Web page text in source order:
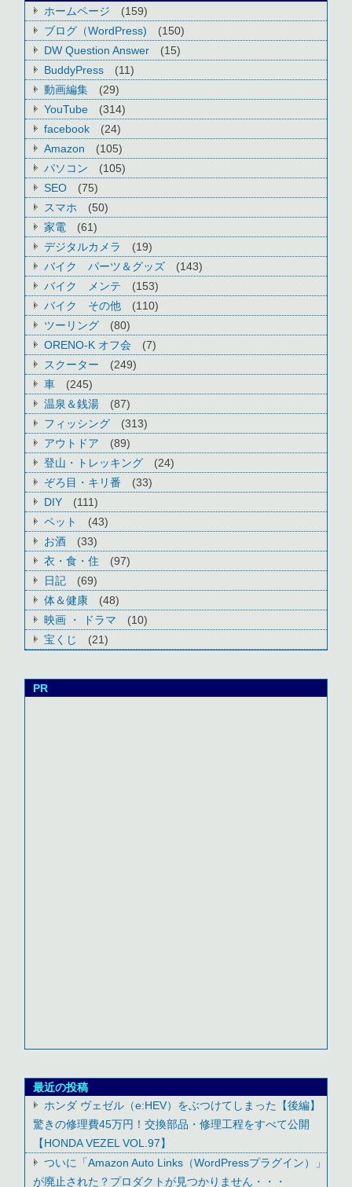
ホームページ
(159)
ブログ（WordPress)
(150)
DW Question Answer
(15)
BuddyPress
(11)
動画編集
(29)
YouTube
(314)
facebook
(24)
Amazon
(105)
パソコン
(105)
SEO
(75)
スマホ
(50)
家電
(61)
デジタルカメラ
(19)
バイク パーツ＆グッズ
(143)
バイク メンテ
(153)
バイク その他
(110)
ツーリング
(80)
ORENO-K オフ会
(7)
スクーター
(249)
車
(245)
温泉＆銭湯
(87)
フィッシング
(313)
アウトドア
(89)
登山・トレッキング
(24)
ぞろ目・キリ番
(33)
DIY
(111)
ペット
(43)
お酒
(33)
衣・食・住
(97)
日記
(69)
体＆健康
(48)
映画 ・ ドラマ
(10)
宝くじ
(21)
PR
最近の投稿
ホンダ ヴェゼル（e:HEV）をぶつけてしまった【後編】
驚きの修理費45万円！交換部品・修理工程をすべて公開
【HONDA VEZEL VOL.97】
ついに「Amazon Auto Links（WordPressプラグイン）」
が廃止された？プロダクトが見つかりません・・・